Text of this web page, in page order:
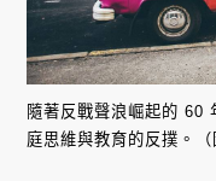
隨著反戰聲浪崛起的 60
庭思維與教育的反撲。（